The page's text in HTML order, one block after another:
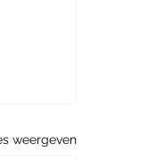
weergeven